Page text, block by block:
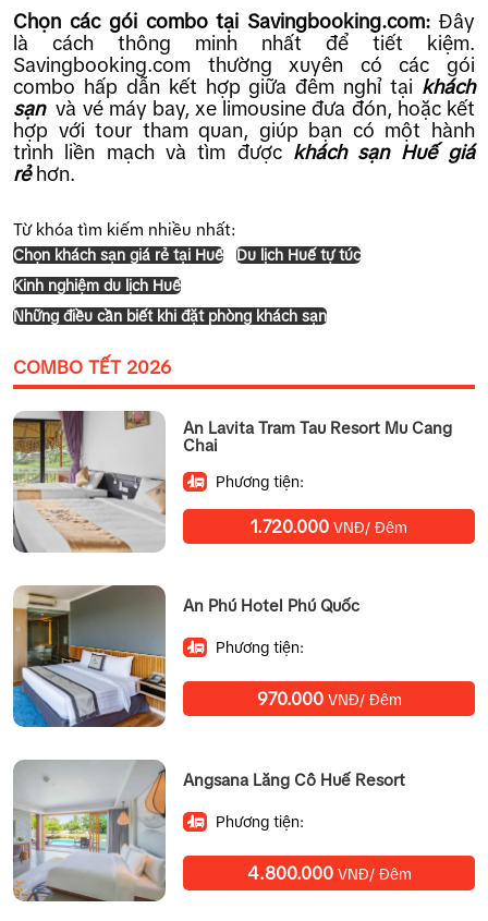
Chọn các gói combo tại Savingbooking.com: Đây
là cách thông minh nhất để tiết kiệm.
Savingbooking.com thường xuyên có các gói
combo hấp dẫn kết hợp giữa đêm nghỉ tại khách
sạn và vé máy bay, xe limousine đưa đón, hoặc kết
hợp với tour tham quan, giúp bạn có một hành
trình liền mạch và tìm được khách sạn Huế giá
rẻhơn.
Từ khóa tìm kiếm nhiều nhất:
Chọn khách sạn giá rẻ tại Huế
Du lịch Huế tự túc
Kinh nghiệm du lịch Huế
Những điều cần biết khi đặt phòng khách sạn
COMBO TẾT 2026
An Lavita Tram Tau Resort Mu Cang
Chai
Phương tiện:
1.720.000 VNĐ/ Đêm
An Phú Hotel Phú Quốc
Phương tiện:
970.000VNĐ/ Đêm
Angsana Lăng Cô Huế Resort
Phương tiện:
4.800.000VNĐ/ Đêm